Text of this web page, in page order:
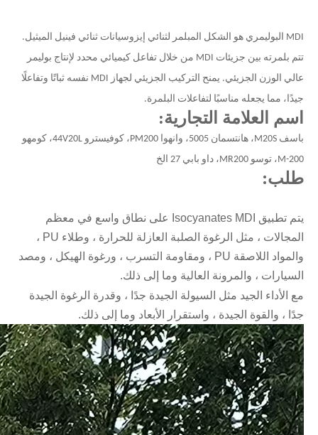
MDI البوليمري هو الشكل المبلمر لثنائي إيزوسيانات ثنائي فينيل الميثيل.
تتم بلمرته بين جزيئات MDI من خلال تفاعل كيميائي محدد لإنتاج بوليمر
عالي الوزن الجزيئي. يمنح التركيب الجزيئي لجهاز MDI نفسه ثباتًا وتفاعلًا
جيدًا، مما يجعله مناسبًا لتفاعلات البلمرة.
اسم العلامة التجارية:
باسف M20S، هانتسمان 5005، وانهوا PM200،
كوفيسترو 44V20L، كومهو
M-200، توسو MR200، داو بابي 27 الخ
طلب:
يتم تطبيق Isocyanates MDI على نطاق واسع في معظم
المجالات ، مثل الرغوة الصلبة العازلة للحرارة ، وطلاء PU ،
والمواد اللاصقة PU ، ومقاومة التسرب ، ورغوة الهيكل ، ومصد
السيارات ، والمرونة العالية وما إلى ذلك.
مع الأداء الجيد مثل السيولة الجيدة جدًا ، وقدرة الرغوة الجيدة
جدًا ، والقوة الجيدة ، واستقرار الأبعاد وما إلى ذلك.